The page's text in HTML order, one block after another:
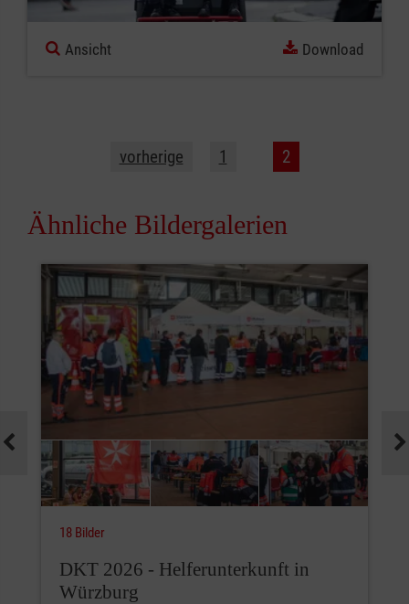
Ansicht Download
vorherige 1 2
Ähnliche Bildergalerien
18 Bilder
DKT 2026 - Helferunterkunft in
Würzburg